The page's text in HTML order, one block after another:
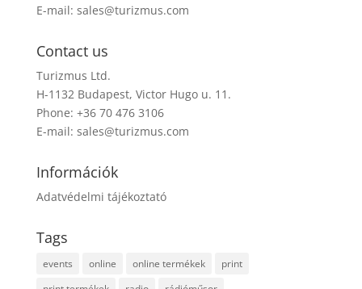
E-mail: sales@turizmus.com
Contact us
Turizmus Ltd.
H-1132 Budapest, Victor Hugo u. 11.
Phone: +36 70 476 3106
E-mail: sales@turizmus.com
Információk
Adatvédelmi tájékoztató
Tags
events online online termékek
print